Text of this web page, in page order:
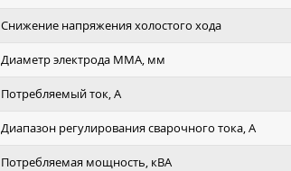
Снижение напряжения холостого хода
Диаметр электрода MMA, мм
Потребляемый ток, А
Диапазон регулирования сварочного тока, А
Потребляемая мощность, кВА